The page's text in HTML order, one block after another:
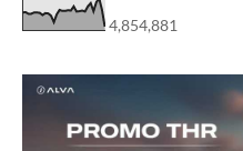
4,854,881